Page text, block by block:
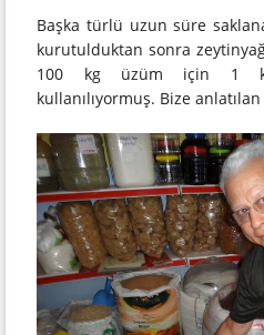
Başka türlü uzun süre
kurutulduktan sonra
100 kg üzüm için 1 kg
kullanılıyormuş. Bize